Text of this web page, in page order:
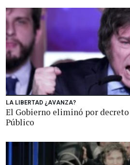
LA LIBERTAD ¿AVANZA?
El Gobierno eliminó por
Público